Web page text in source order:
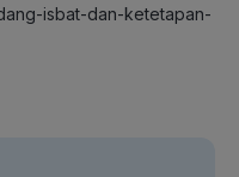
isbat-dan-ketetapan-